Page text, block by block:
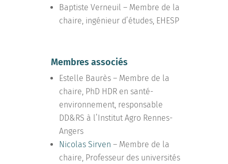
Baptiste Verneuil – Membre de la
chaire, ingénieur d’études, EHESP
Membres associés
Estelle Baurès – Membre de la
chaire, PhD HDR en santé-
environnement, responsable
DD&RS à l’Institut Agro Rennes-
Angers
Nicolas Sirven – Membre de la
chaire, Professeur des universités